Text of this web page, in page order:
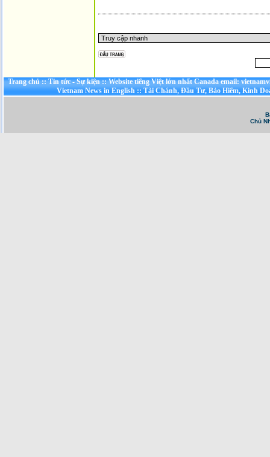
Trang chủ::Tin tức - Sự kiện::Website tiếng Việt lớn nhất Canada email:
Vietnam News in English::Tài Chánh, Đầu Tư, Bảo Hiểm, Kinh
Chủ